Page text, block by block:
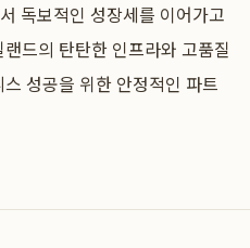
독보적인 성장세를 이어가고
드의 탄탄한 인프라와 고품질
성공을 위한 안정적인 파트